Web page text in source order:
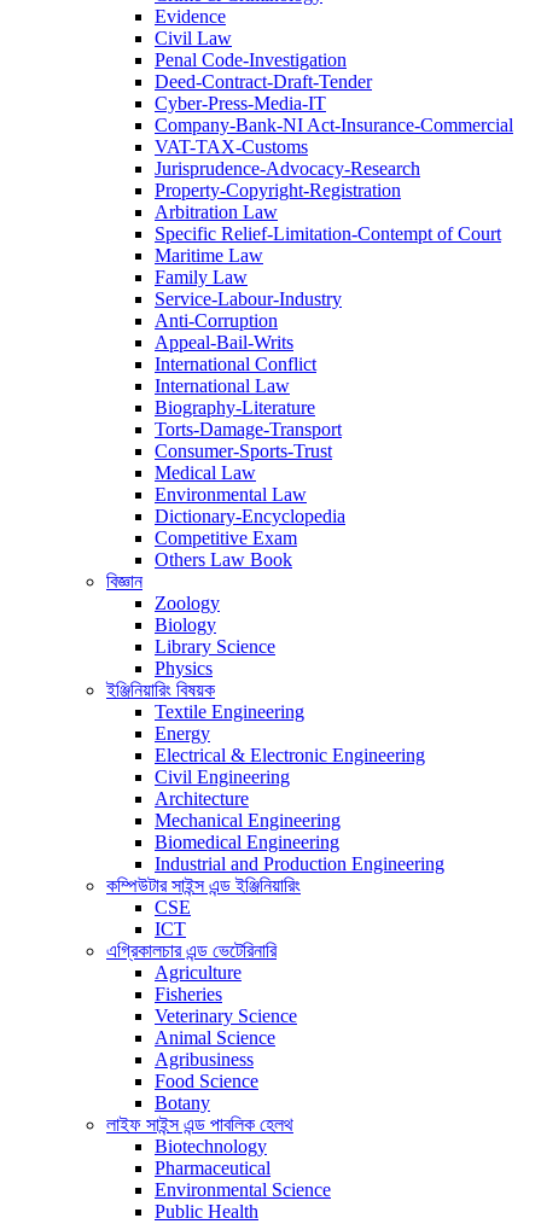
Evidence
Civil Law
Penal Code-Investigation
Deed-Contract-Draft-Tender
Cyber-Press-Media-IT
Company-Bank-NI Act-Insurance-Commercial
VAT-TAX-Customs
Jurisprudence-Advocacy-Research
Property-Copyright-Registration
Arbitration Law
Specific Relief-Limitation-Contempt of Court
Maritime Law
Family Law
Service-Labour-Industry
Anti-Corruption
Appeal-Bail-Writs
International Conflict
International Law
Biography-Literature
Torts-Damage-Transport
Consumer-Sports-Trust
Medical Law
Environmental Law
Dictionary-Encyclopedia
Competitive Exam
Others Law Book
বিজ্ঞান
Zoology
Biology
Library Science
Physics
ইঞ্জিনিয়ারিং বিষয়ক
Textile Engineering
Energy
Electrical & Electronic Engineering
Civil Engineering
Architecture
Mechanical Engineering
Biomedical Engineering
Industrial and Production Engineering
কম্পিউটার সাইন্স এন্ড ইঞ্জিনিয়ারিং
CSE
ICT
এগ্রিকালচার এন্ড ভেটেরিনারি
Agriculture
Fisheries
Veterinary Science
Animal Science
Agribusiness
Food Science
Botany
লাইফ সাইন্স এন্ড পাবলিক হেলথ
Biotechnology
Pharmaceutical
Environmental Science
Public Health